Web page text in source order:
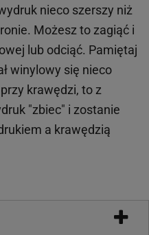
nieco szerszy niż
Możesz to zagiąć i
lub odciąć. Pamiętaj
winylowy się nieco
krawędzi, to z
"zbiec" i zostanie
a krawędzią